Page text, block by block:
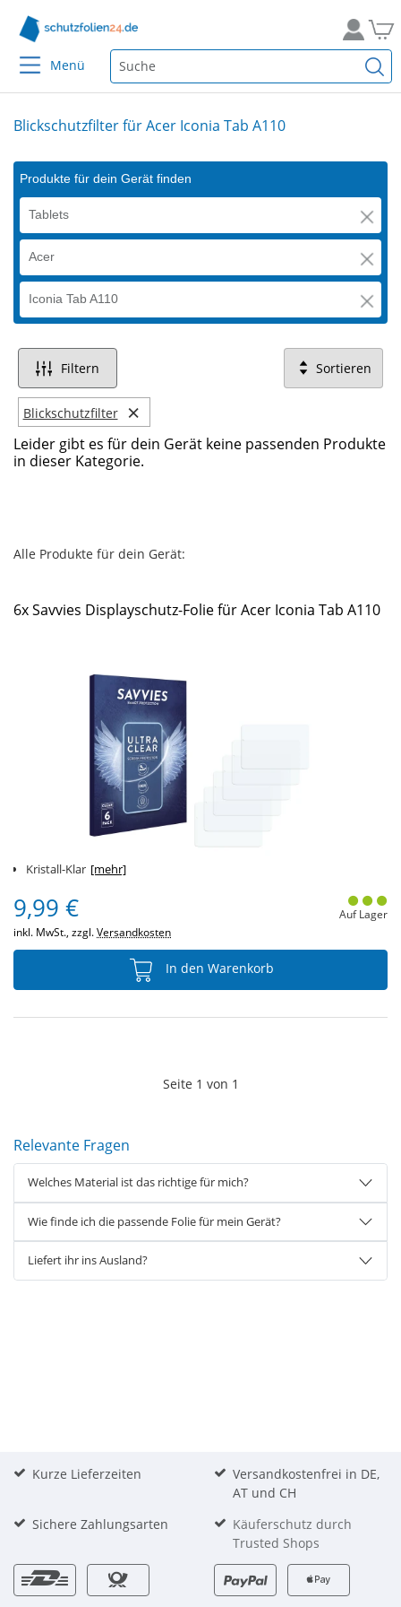
Menü
Blickschutzfilter für Acer Iconia Tab A110
Produkte für dein Gerät finden
Tablets
Acer
Iconia Tab A110
Filtern Sortieren
Blickschutzfilter ×
Leider gibt es für dein Gerät keine passenden Produkte
in dieser Kategorie.
Alle Produkte für dein Gerät:
6x Savvies Displayschutz-Folie für Acer Iconia Tab A110
Kristall-Klar [mehr]
9,99 €
inkl. MwSt., zzgl.Versandkosten
Auf Lager
In den Warenkorb
Seite 1 von 1
Relevante Fragen
Welches Material ist das richtige für mich?
Wie finde ich die passende Folie für mein Gerät?
Liefert ihr ins Ausland?
Kurze Lieferzeiten
Versandkostenfrei in DE,
AT und CH
Sichere Zahlungsarten
Käuferschutz durch
Trusted Shops